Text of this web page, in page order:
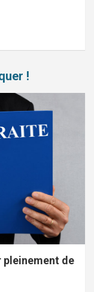
!
pleinement de